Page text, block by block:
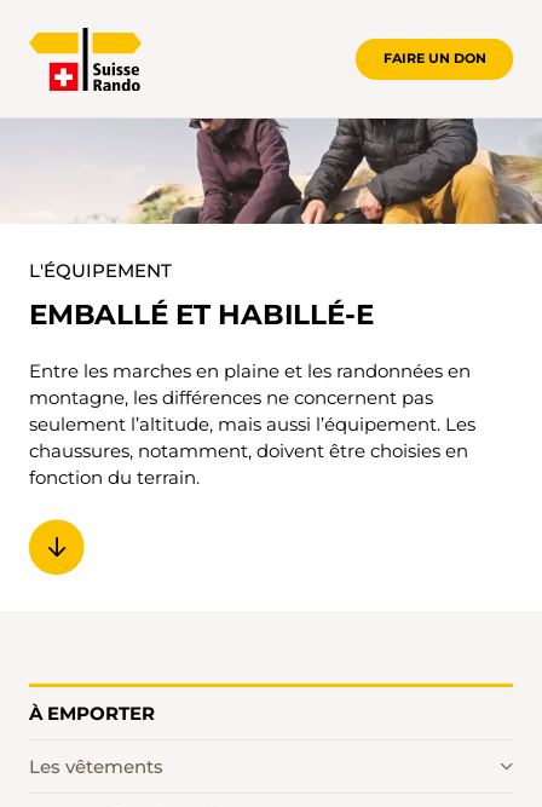
FAIRE UN DON
ÉQUIPEMENT
L'ÉQUIPEMENT
EMBALLÉ ET HABILLÉ-E
Entre les marches en plaine et les randonnées en
montagne, les différences ne concernent pas
seulement l’altitude, mais aussi l’équipement. Les
chaussures, notamment, doivent être choisies en
fonction du terrain.
À EMPORTER
Les vêtements